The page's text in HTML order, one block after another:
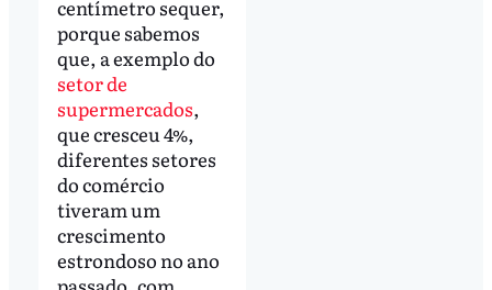
centímetro sequer,
porque sabemos
que, a exemplo do
setor de
supermercados,
que cresceu 4%,
diferentes setores
do comércio
tiveram um
crescimento
estrondoso no ano